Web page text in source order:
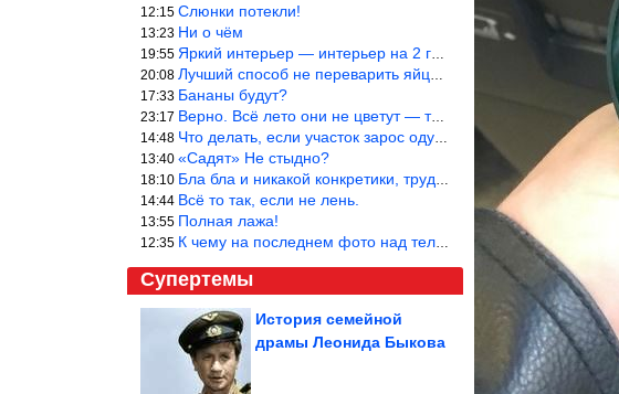
12:15 Слюнки потекли!
13:23 Ни о чём
19:55 Яркий интерьер — интерьер на 2 года! Человек должен отдыхать в с
20:08 Лучший способ не переварить яйцо — довести его до кипения и выкл
17:33 Бананы будут?
23:17 Верно. Всё лето они не цветут — только в его начале. Достаточно
14:48 Что делать, если участок зарос одуванчиками — ничего.
13:40 «Садят» Не стыдно?
18:10 Бла бла и никакой конкретики, трудно указать наименование рекоме
14:44 Всё то так, если не лень.
13:55 Полная лажа!
12:35 К чему на последнем фото над телевизором две полки? Делают интер
Супертемы
История семейной
драмы Леонида Быкова
Как светская львица